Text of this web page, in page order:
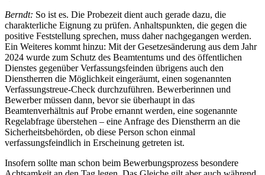
Berndt: So ist es. Die Probezeit dient auch gerade dazu, die
charakterliche Eignung zu prüfen. Anhaltspunkten, die gegen die
positive Feststellung sprechen, muss daher nachgegangen werden.
Ein Weiteres kommt hinzu: Mit der Gesetzesänderung aus dem Jahr
2024 wurde zum Schutz des Beamtentums und des öffentlichen
Dienstes gegenüber Verfassungsfeinden übrigens auch den
Dienstherren die Möglichkeit eingeräumt, einen sogenannten
Verfassungstreue-Check durchzuführen. Bewerberinnen und
Bewerber müssen dann, bevor sie überhaupt in das
Beamtenverhältnis auf Probe ernannt werden, eine sogenannte
Regelabfrage überstehen – eine Anfrage des Dienstherrn an die
Sicherheitsbehörden, ob diese Person schon einmal
verfassungsfeindlich in Erscheinung getreten ist.
Insofern sollte man schon beim Bewerbungsprozess besondere